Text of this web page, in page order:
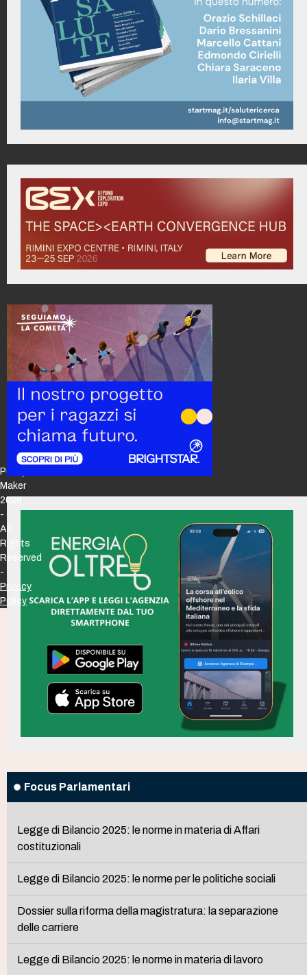
Focus Parlamentari
Legge di Bilancio 2025: le norme in materia di Affari
costituzionali
Legge di Bilancio 2025: le norme per le politiche sociali
Dossier sulla riforma della magistratura: la separazione
delle carriere
Legge di Bilancio 2025: le norme in materia di lavoro
Policy
Maker
2026
-
All
Rights
Reserved
-
Privacy
Policy